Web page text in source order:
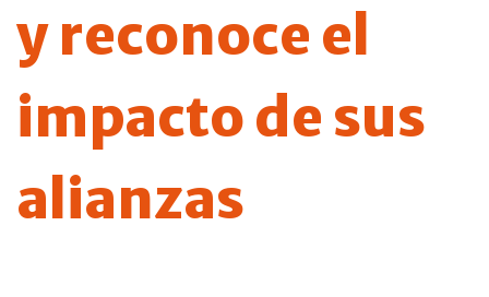
y reconoce el
impacto de sus
alianzas